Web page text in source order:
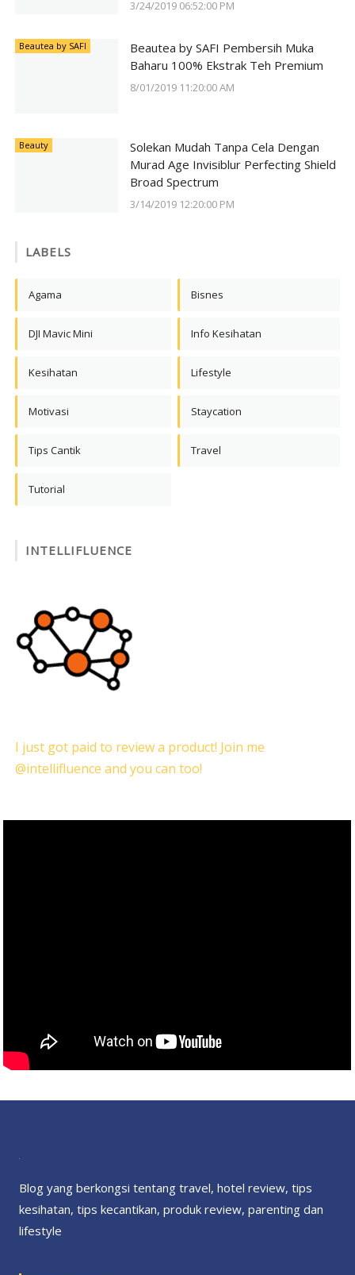
3/24/2019 06:52:00 PM
Beautea by SAFI
Beautea by SAFI Pembersih Muka
Baharu 100% Ekstrak Teh Premium
8/01/2019 11:20:00 AM
Beauty
Solekan Mudah Tanpa Cela Dengan
Murad Age Invisiblur Perfecting Shield
Broad Spectrum
3/14/2019 12:20:00 PM
LABELS
Agama Bisnes
DJI Mavic Mini Info Kesihatan
Kesihatan Lifestyle
Motivasi Staycation
Tips Cantik Travel
Tutorial
INTELLIFLUENCE
I just got paid to review a product! Join me
@intellifluence and you can too!
Blog yang berkongsi tentang travel, hotel review, tips
kesihatan, tips kecantikan, produk review, parenting dan
lifestyle